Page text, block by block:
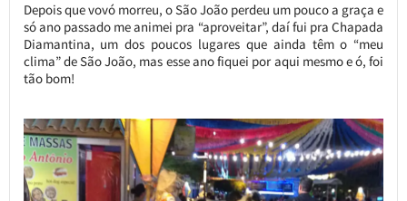
Depois que vovó morreu, o São João perdeu um pouco a graça e
só ano passado me animei pra “aproveitar”, daí fui pra Chapada
Diamantina, um dos poucos lugares que ainda têm o “meu
clima” de São João, mas esse ano fiquei por aqui mesmo e ó, foi
tão bom!